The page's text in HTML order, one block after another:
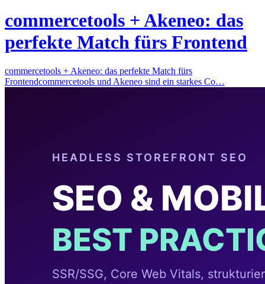
commercetools + Akeneo: das
perfekte Match fürs Frontend
commercetools + Akeneo: das perfekte Match fürs
Frontendcommercetools und Akeneo sind ein starkes Co…